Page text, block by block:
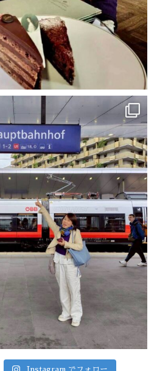
Instagram でフォロー